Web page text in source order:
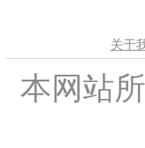
关于
本网站